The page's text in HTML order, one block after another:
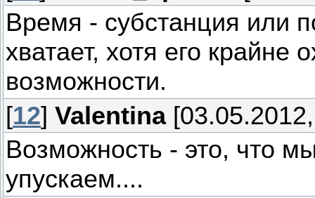
Время - субстанция или
хватает, хотя его крайне
возможности.
[12] Valentina
Возможность - это, что
упускаем....